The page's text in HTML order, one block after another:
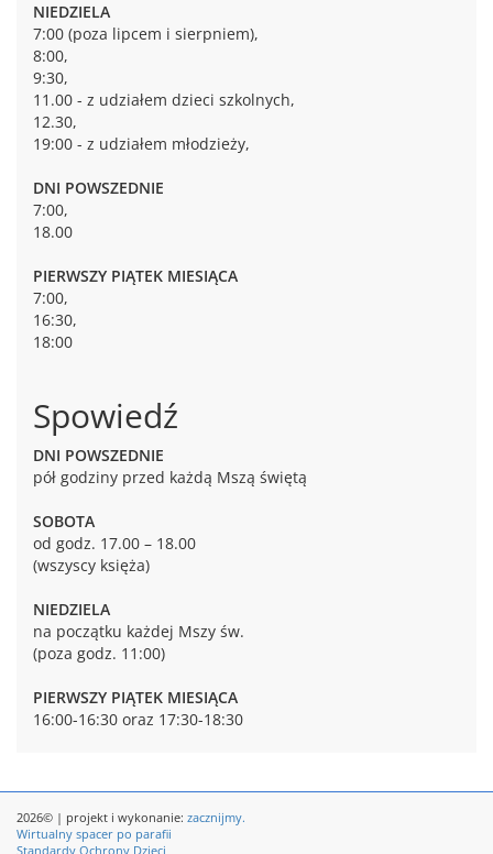
NIEDZIELA
7:00 (poza lipcem i sierpniem),
8:00,
9:30,
11.00 - z udziałem dzieci szkolnych,
12.30,
19:00 - z udziałem młodzieży,
DNI POWSZEDNIE
7:00,
18.00
PIERWSZY PIĄTEK MIESIĄCA
7:00,
16:30,
18:00
Spowiedź
DNI POWSZEDNIE
pół godziny przed każdą Mszą świętą
SOBOTA
od godz. 17.00 – 18.00
(wszyscy księża)
NIEDZIELA
na początku każdej Mszy św.
(poza godz. 11:00)
PIERWSZY PIĄTEK MIESIĄCA
16:00-16:30 oraz 17:30-18:30
2026© | projekt i wykonanie: zacznijmy.
Wirtualny spacer po parafii
Standardy Ochrony Dzieci